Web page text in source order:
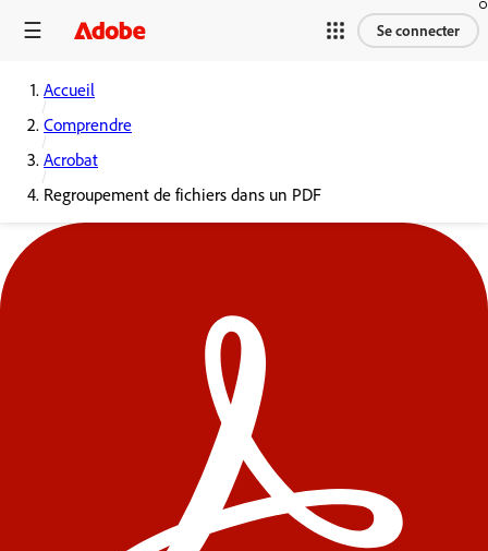
Se connecter
Accueil
Comprendre
Acrobat
Regroupement de fichiers dans un PDF